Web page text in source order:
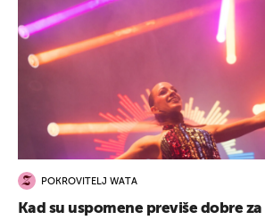
POKROVITELJ WATA
Kad su uspomene previše dobre